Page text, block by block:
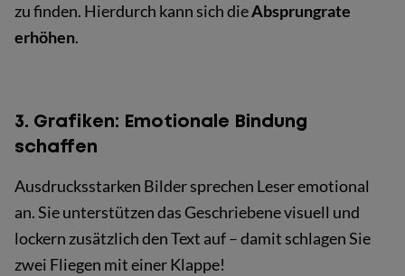
zu finden. Hierdurch kann sich dieAbsprungrate
erhöhen.
3. Grafiken: Emotionale Bindung
schaffen
Ausdrucksstarken Bilder sprechen Leser emotional
an. Sie unterstützen das Geschriebene visuell und
lockern zusätzlich den Text auf – damit schlagen Sie
zwei Fliegen mit einer Klappe!